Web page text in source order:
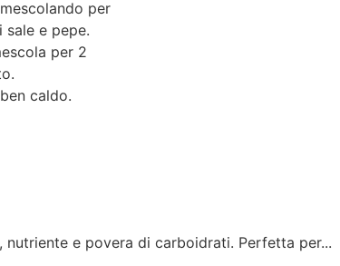
per
e pepe.
per 2
caldo.
e povera di carboidrati. Perfetta per...